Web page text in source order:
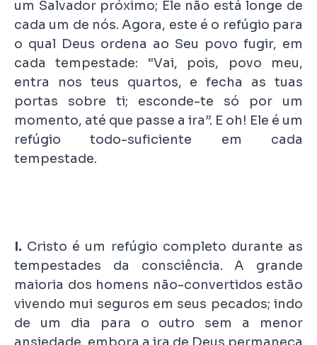
um Salvador próximo; Ele não está longe de
cada um de nós. Agora, este é o refúgio para
o qual Deus ordena ao Seu povo fugir, em
cada tempestade: “Vai, pois, povo meu,
entra nos teus quartos, e fecha as tuas
portas sobre ti; esconde-te só por um
momento, até que passe a ira”. E oh! Ele é um
refúgio todo-suficiente em cada
tempestade.
I. Cristo é um refúgio completo durante as
tempestades da consciência. A grande
maioria dos homens não-convertidos estão
vivendo mui seguros em seus pecados; indo
de um dia para o outro sem a menor